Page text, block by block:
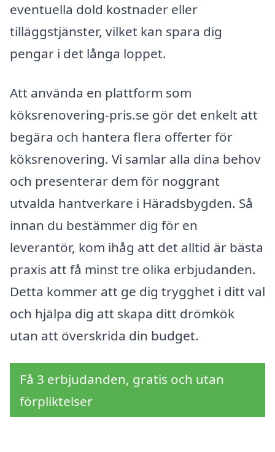
eventuella dold kostnader eller
tilläggstjänster, vilket kan spara dig
pengar i det långa loppet.
Att använda en plattform som
köksrenovering-pris.se gör det enkelt att
begära och hantera flera offerter för
köksrenovering. Vi samlar alla dina behov
och presenterar dem för noggrant
utvalda hantverkare i Häradsbygden. Så
innan du bestämmer dig för en
leverantör, kom ihåg att det alltid är bästa
praxis att få minst tre olika erbjudanden.
Detta kommer att ge dig trygghet i ditt val
och hjälpa dig att skapa ditt drömkök
utan att överskrida din budget.
Få 3 erbjudanden, gratis och utan
förpliktelser